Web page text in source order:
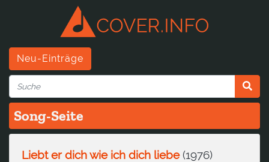
Neu-Einträge
Song-Seite
Liebt er dich wie ich dich liebe(1976)